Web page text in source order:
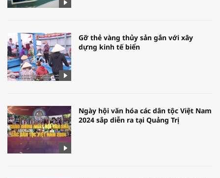
Gỡ thẻ vàng thủy sản gắn với xây
dựng kinh tế biển
Ngày hội văn hóa các dân tộc Việt Nam
2024 sắp diễn ra tại Quảng Trị